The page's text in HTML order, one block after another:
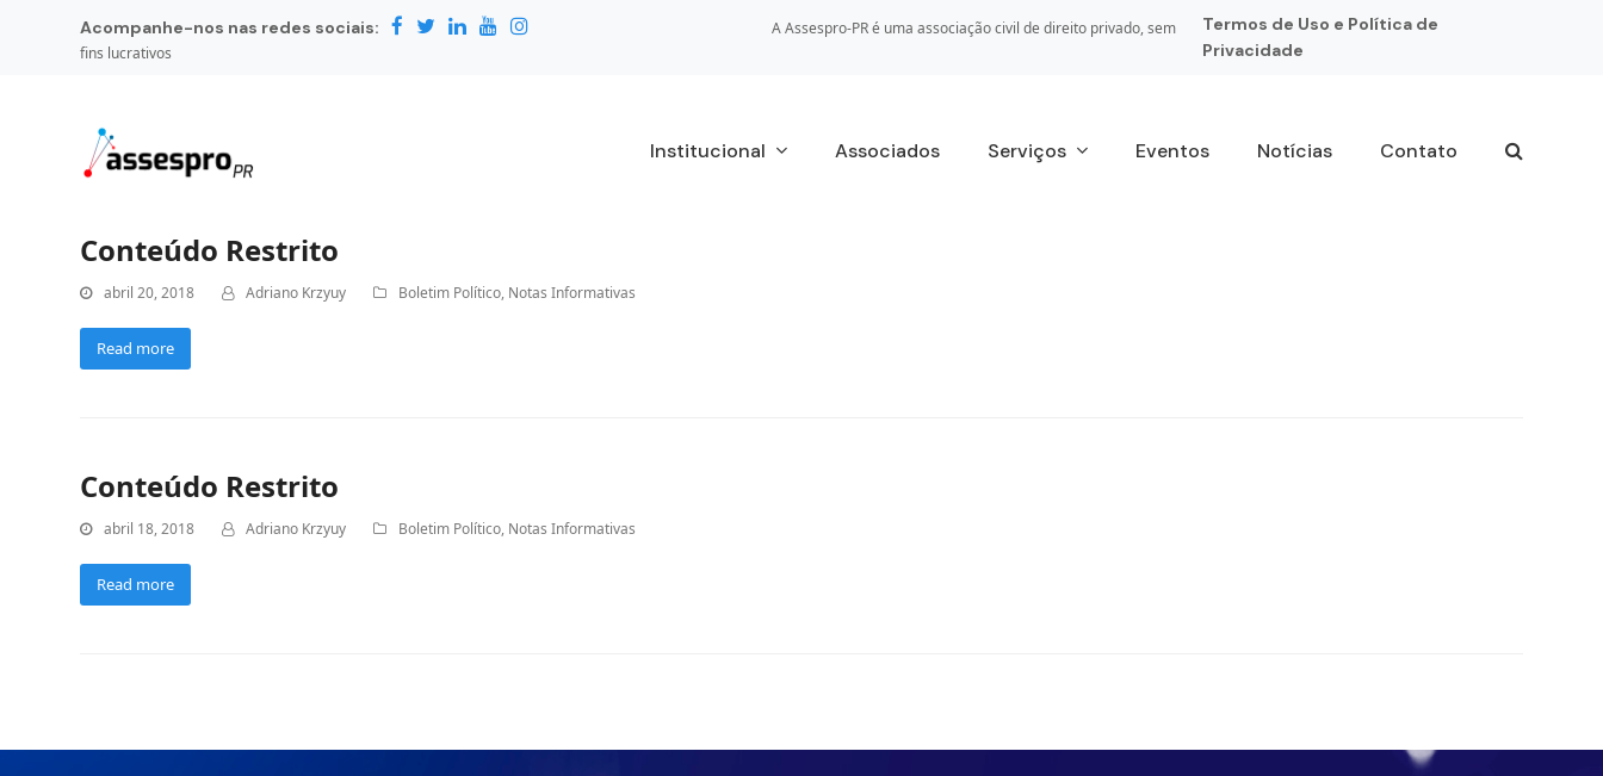
Acompanhe-nos nas redes sociais:
A Assespro-PR é uma associação civil de direito privado, sem
fins lucrativos
Termos de Uso e Política de
Privacidade
Institucional Associados Serviços Eventos Notícias Contato
Conteúdo Restrito
abril 20, 2018 Adriano Krzyuy Boletim Político, Notas Informativas
Read more
Conteúdo Restrito
abril 18, 2018 Adriano Krzyuy Boletim Político, Notas Informativas
Read more